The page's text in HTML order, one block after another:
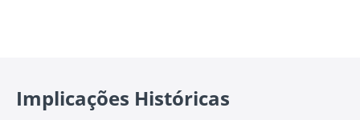
Implicações Históricas